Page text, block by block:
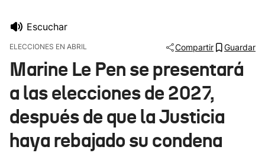
Ikusmiran
Eguraldia
Escuchar
ELECCIONES EN ABRIL Compartir Guardar
Marine Le Pen se presentará
a las elecciones de 2027,
después de que la Justicia
haya rebajado su condena